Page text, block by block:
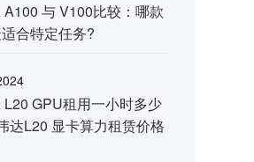
A100 与 V100比较：哪款
合特定任务?
L20 GPU租用一小时多少
达L20 显卡算力租赁价格